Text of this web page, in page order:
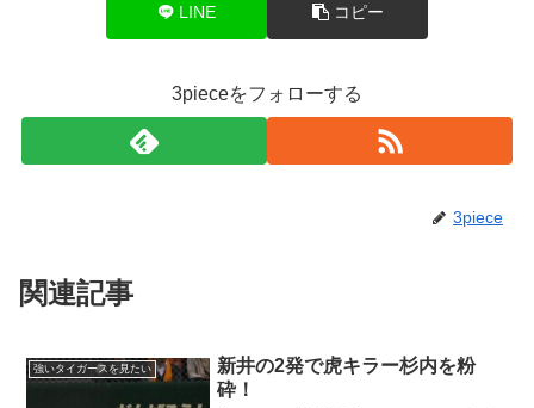
LINE コピー
3pieceをフォローする
3piece
関連記事
強いタイガースを見たい
新井の2発で虎キラー杉内を粉
砕！